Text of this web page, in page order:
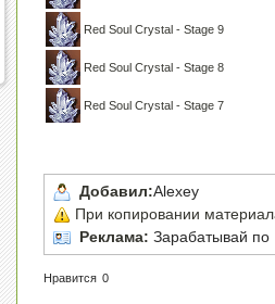
Red Soul Crystal - Stage 9
Red Soul Crystal - Stage 8
Red Soul Crystal - Stage 7
Добавил:Alexey
При копировании
Реклама: Зарабатывай по
Нравится 0